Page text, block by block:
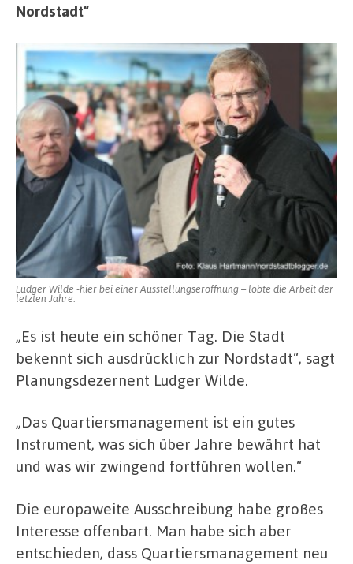
Nordstadt“
Ludger Wilde -hier bei einer Ausstellungseröffnung – lobte die Arbeit der
letzten Jahre.
„Es ist heute ein schöner Tag. Die Stadt
bekennt sich ausdrücklich zur Nordstadt“, sagt
Planungsdezernent Ludger Wilde.
„Das Quartiersmanagement ist ein gutes
Instrument, was sich über Jahre bewährt hat
und was wir zwingend fortführen wollen.“
Die europaweite Ausschreibung habe großes
Interesse offenbart. Man habe sich aber
entschieden, dass Quartiersmanagement neu